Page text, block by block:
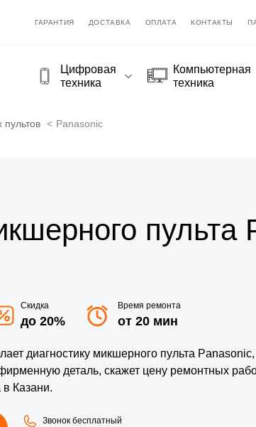
ГАРАНТИЯ ДОСТАВКА ОПЛАТА КОНТАКТЫ
Цифровая
техника
Компьютерная
техника
Panasonic
пульта
Скидка
до 20%
Время ремонта
от 20 мин
диагностику микшерного пульта
деталь, скажет цену ремонтных
Казани.
Звонок бесплатный